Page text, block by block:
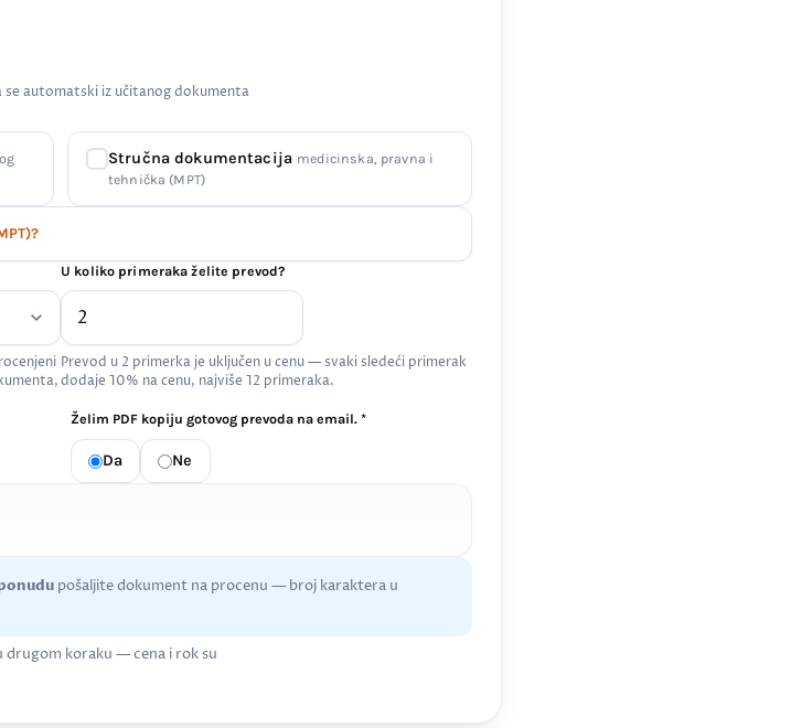
automatski iz učitanog dokumenta
Stručna dokumentacija medicinska, pravna i
tehnička (MPT)
U koliko primeraka želite prevod?
Prevod u 2 primerka je uključen u cenu — svaki sledeći primerak
dodaje 10% na cenu, najviše 12 primeraka.
Želim PDF kopiju gotovog prevoda na email. *
Da Ne
pošaljite dokument na procenu — broj karaktera u
drugom koraku — cena i rok su